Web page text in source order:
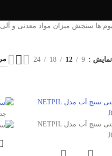
ها سنجش میزان مواد معدنی و
نمایش 9
12
18
24